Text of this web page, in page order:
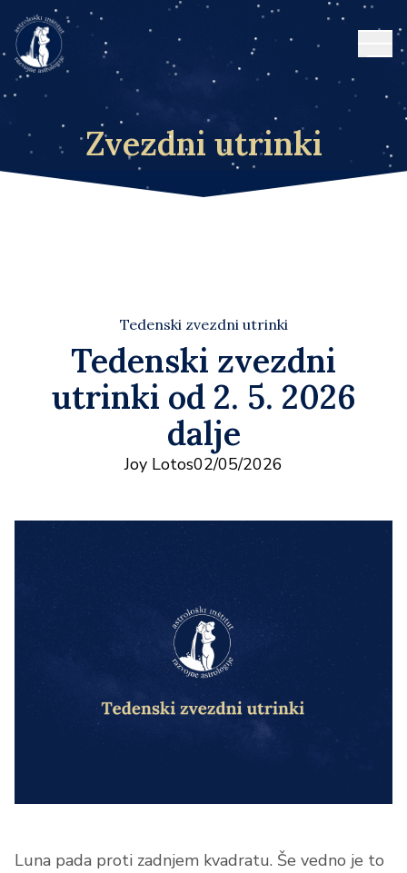
Zvezdni utrinki
Tedenski zvezdni utrinki
Tedenski zvezdni
utrinki od 2. 5. 2026
dalje
Joy Lotos02/05/2026
Luna pada proti zadnjem kvadratu. Še vedno je to